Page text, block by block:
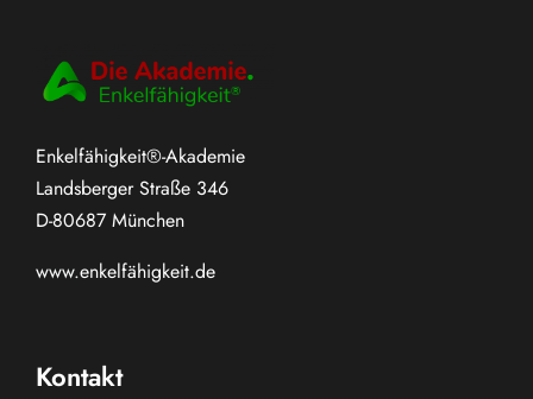
Enkelfähigkeit®-Akademie
Landsberger Straße 346
D-80687 München
www.enkelfähigkeit.de
Kontakt